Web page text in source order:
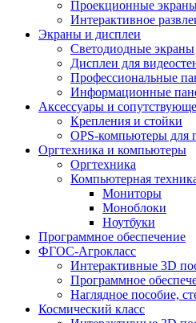
Проекционные
Интерактивное
Экраны и дисплеи
Светодиодные экраны
Дисплеи для
Профессиональные
Информационные
Аксессуары и
Крепления и стойки
OPS-компьютеры для
Оргтехника и компьютеры
Оргтехника
Компьютерная
Мониторы
Моноблоки
Ноутбуки
Программное обеспечение
ФГОС-Агрокласс
Интерактивные 3D
Программное
Наглядное пособие,
Космический класс